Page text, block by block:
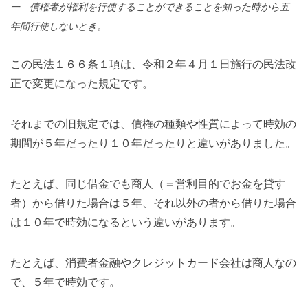
一 債権者が権利を行使することができることを知った時から五
年間行使しないとき。
この民法１６６条１項は、令和２年４月１日施行の民法改
正で変更になった規定です。
それまでの旧規定では、債権の種類や性質によって時効の
期間が５年だったり１０年だったりと違いがありました。
たとえば、同じ借金でも商人（＝営利目的でお金を貸す
者）から借りた場合は５年、それ以外の者から借りた場合
は１０年で時効になるという違いがあります。
たとえば、消費者金融やクレジットカード会社は商人なの
で、５年で時効です。